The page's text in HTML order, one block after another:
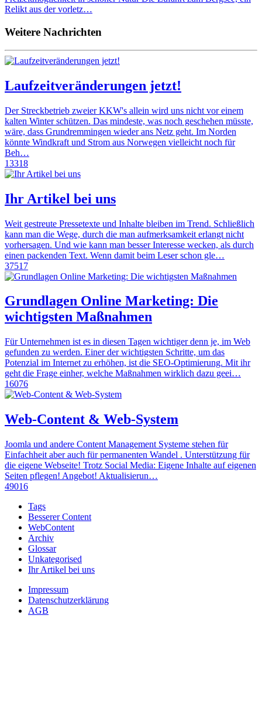
Relikt aus der vorletz…
Weitere Nachrichten
Laufzeitveränderungen jetzt!
Der Streckbetrieb zweier KKW's allein wird uns nicht vor einem
kalten Winter schützen. Das mindeste, was noch geschehen müsste,
wäre, dass Grundremmingen wieder ans Netz geht. Im Norden
könnte Windkraft und Strom aus Norwegen vielleicht noch für
Beh…
13318
Ihr Artikel bei uns
Weit gestreute Pressetexte und Inhalte bleiben im Trend. Schließlich
kann man die Wege, durch die man aufmerksamkeit erlangt nicht
vorhersagen. Und wie kann man besser Interesse wecken, als durch
einen packenden Text. Wenn damit beim Leser schon gle…
37517
Grundlagen Online Marketing: Die
wichtigsten Maßnahmen
Für Unternehmen ist es in diesen Tagen wichtiger denn je, im Web
gefunden zu werden. Einer der wichtigsten Schritte, um das
Potenzial im Internet zu erhöhen, ist die SEO-Optimierung. Mit ihr
geht die Frage einher, welche Maßnahmen wirklich dazu geei…
16076
Web-Content & Web-System
Joomla und andere Content Management Systeme stehen für
Einfachheit aber auch für permanenten Wandel . Unterstützung für
die eigene Webseite! Trotz Social Media: Eigene Inhalte auf eigenen
Seiten pflegen! Angebot! Aktualisierun…
49016
Tags
Besserer Content
WebContent
Archiv
Glossar
Unkategorised
Ihr Artikel bei uns
Impressum
Datenschutzerklärung
AGB